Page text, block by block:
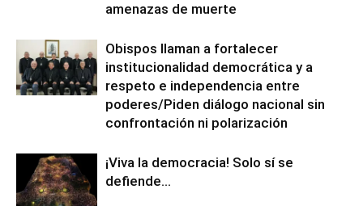
amenazas de muerte
Obispos llaman a fortalecer
institucionalidad democrática y a
respeto e independencia entre
poderes/Piden diálogo nacional sin
confrontación ni polarización
¡Viva la democracia! Solo sí se
defiende…